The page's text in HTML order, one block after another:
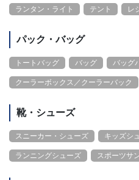
ランタン・ライト テント レ
パック・バッグ
トートバッグ バッグ バッグ
クーラーボックス／クーラーバック
靴・シューズ
スニーカー・シューズ キッズシ
ランニングシューズ スポーツサ